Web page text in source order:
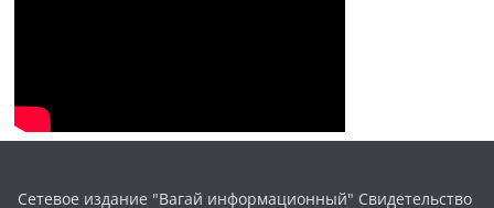
Сетевое издание "Вагай информационный" Свидетельство